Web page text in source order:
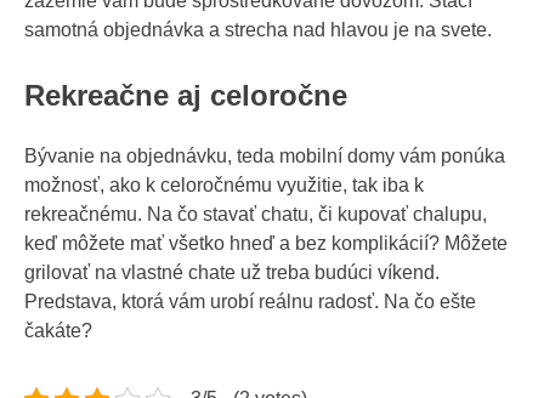
samotná objednávka a strecha nad hlavou je na svete.
Rekreačne aj celoročne
Bývanie na objednávku, teda mobilní domy vám ponúka
možnosť, ako k celoročnému využitie, tak iba k
rekreačnému. Na čo stavať chatu, či kupovať chalupu,
keď môžete mať všetko hneď a bez komplikácií? Môžete
grilovať na vlastné chate už treba budúci víkend.
Predstava, ktorá vám urobí reálnu radosť. Na čo ešte
čakáte?